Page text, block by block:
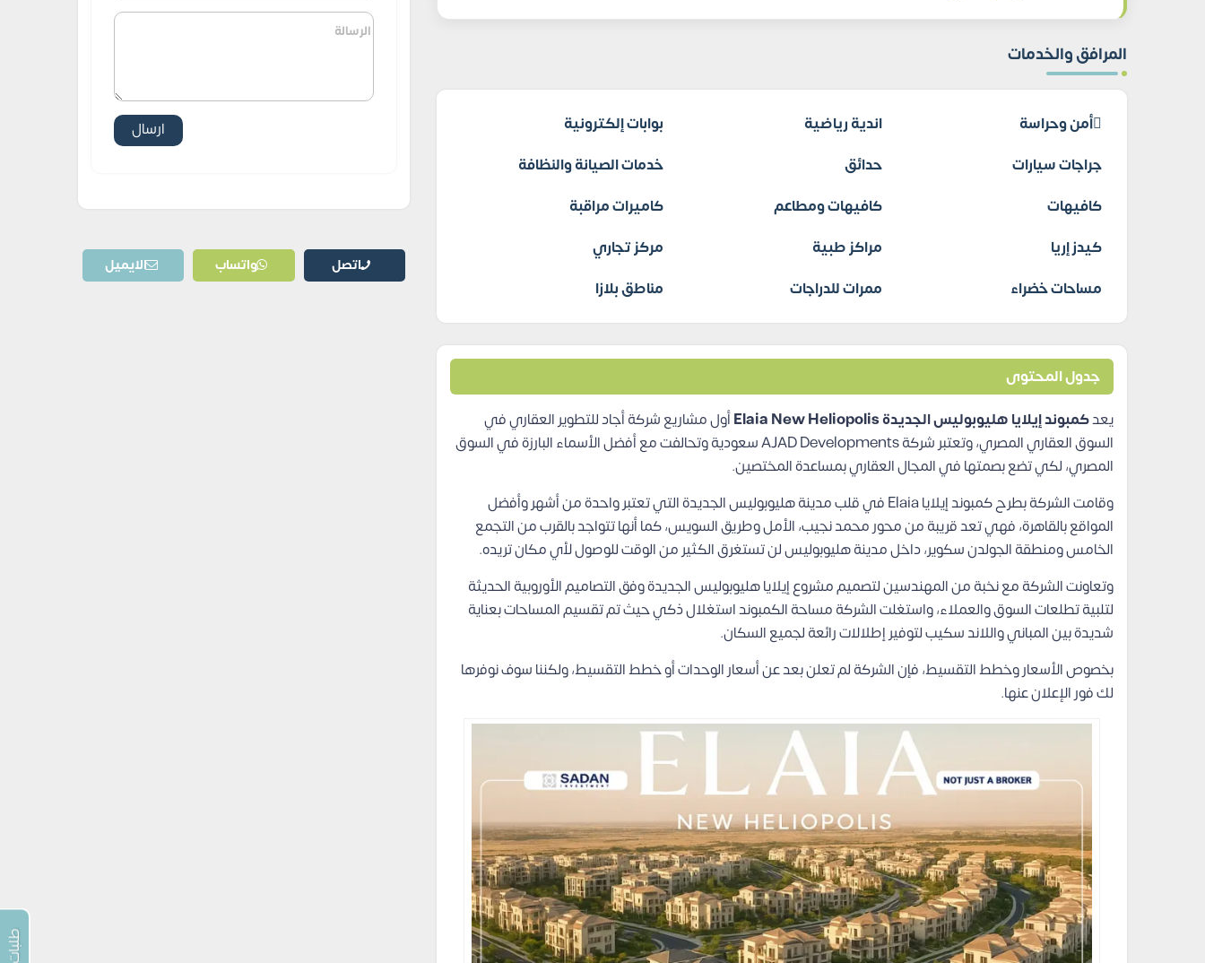
المرافق والخدمات
أمن وحراسة اندية رياضية
بوابات إلكترونية
جراجات سيارات
حدائق
خدمات الصيانة والنظافة
كافيهات
كافيهات ومطاعم
كاميرات مراقبة
كيدز إريا
مراكز طبية
مركز تجاري
مساحات خضراء
ممرات للدراجات مناطق بلازا
جدول المحتوى
يعدكمبوند إيلايا هليوبوليس الجديدة Elaia New Heliopolis
أول مشاريع شركة أجاد للتطوير العقاري في
السوق العقاري المصري، وتعتبر شركة AJAD Developments سعودية وتحالفت مع أفضل الأسماء البارزة في السوق
المصري، لكي تضع بصمتها في المجال العقاري بمساعدة المختصين.
وقامت الشركة بطرح كمبوند إيلايا Elaia في قلب مدينة هليوبوليس الجديدة التي تعتبر واحدة من أشهر وأفضل
المواقع بالقاهرة، فهي تعد قريبة من محور محمد نجيب، الأمل وطريق السويس، كما أنها تتواجد بالقرب من التجمع
الخامس ومنطقة الجولدن سكوير، داخل مدينة هليوبوليس لن تستغرق الكثير من الوقت للوصول لأي مكان تريده.
وتعاونت الشركة مع نخبة من المهندسين لتصميم مشروع إيلايا هليوبوليس الجديدة وفق التصاميم الأوروبية الحديثة
لتلبية تطلعات السوق والعملاء، واستغلت الشركة مساحة الكمبوند استغلال ذكي حيث تم تقسيم المساحات بعناية
شديدة بين المباني واللاند سكيب لتوفير إطلالات رائعة لجميع السكان.
بخصوص الأسعار وخطط التقسيط، فإن الشركة لم تعلن بعد عن أسعار الوحدات أو خطط التقسيط، ولكننا سوف نوفرها
لك فور الإعلان عنها.
اتصل واتساب الايميل